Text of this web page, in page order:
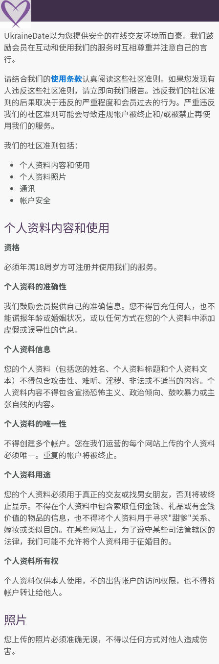
UkraineDate以为您提供安全的在线交友环境而自豪。我们鼓
励会员在互动和使用我们的服务时互相尊重并注意自己的言
行。
请结合我们的使用条款认真阅读这些社区准则。如果您发现有
人违反这些社区准则，请立即向我们报告。违反我们的社区准
则的后果取决于违反的严重程度和会员过去的行为。严重违反
我们的社区准则可能会导致违规帐户被终止和/或被禁止再使
用我们的服务。
我们的社区准则包括：
个人资料内容和使用
个人资料照片
通讯
帐户安全
个人资料内容和使用
资格
必须年满18周岁方可注册并使用我们的服务。
个人资料的准确性
我们鼓励会员提供自己的准确信息。您不得冒充任何人，也不
能谎报年龄或婚姻状况，或以任何方式在您的个人资料中添加
虚假或误导性的信息。
个人资料信息
您的个人资料（包括您的姓名、个人资料标题和个人资料文
本）不得包含攻击性、难听、淫秽、非法或不适当的内容。个
人资料内容不得包含宣扬恐怖主义、政治倾向、鼓吹暴力或主
张自残的内容。
个人资料的唯一性
不得创建多个帐户。您在我们运营的每个网站上传的个人资料
必须唯一。重复的帐户将被终止。
个人资料用途
您的个人资料必须用于真正的交友或找男女朋友，否则将被终
止显示。不得在个人资料中包含索取任何金钱、礼品或有金钱
价值的物品的信息，也不得将个人资料用于寻求"甜爹"关系、
嫁妆或类似目的。在某些网站上，为了遵守某些司法管辖区的
法律，我们可能不允许将个人资料用于征婚目的。
个人资料所有权
个人资料仅供本人使用，不的出售帐户的访问权限，也不得将
帐户转让给他人。
照片
您上传的照片必须准确无误，不得以任何方式对他人造成伤
害。